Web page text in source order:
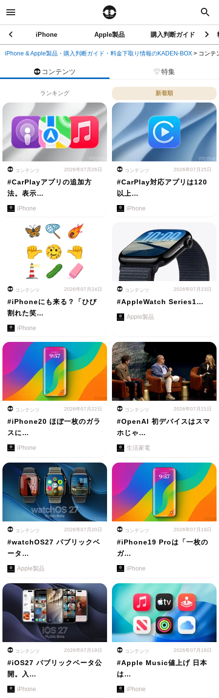
iPhone Apple製品 購入判断ガイド
iPhone & Apple製品・購入判断ガイド・料金下取り情報のKADEN-BOX > コンテ
コンテンツ 特集
ランキング 新着順
コンテンツ 2026年07月26日
#CarPlayアプリの追加方
法。表示…
iPhone
コンテンツ 2026年07月25日
#CarPlay対応アプリは120
以上…
iPhone
コンテンツ 2026年07月24日
#iPhoneにも来る？「ひび
割れた笑…
iPhone
コンテンツ 2026年07月23日
#AppleWatch Series1…
Apple製品
コンテンツ 2026年07月22日
#iPhone20 ほぼ一枚のガラ
スに…
iPhone
コンテンツ 2026年07月21日
#OpenAI 初デバイスはスマ
ホじゃ…
生活家電
コンテンツ 2026年07月20日
#watchOS27 パブリックベ
ータ…
Apple製品
コンテンツ 2026年07月19日
#iPhone19 Proは「一枚の
ガ…
iPhone
コンテンツ 2026年07月19日
#iOS27 パブリックベータ公
開。入…
iPhone
コンテンツ 2026年07月18日
#Apple Music値上げ 日本
は…
iPhone